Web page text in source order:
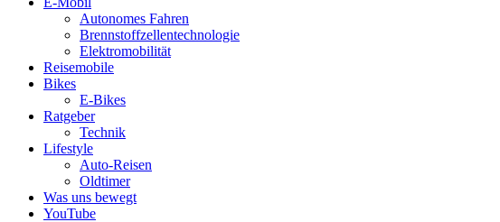
Autonomes Fahren
Brennstoffzellentechnologie
Elektromobilität
Reisemobile
Bikes
E-Bikes
Ratgeber
Technik
Lifestyle
Auto-Reisen
Oldtimer
Was uns bewegt
YouTube